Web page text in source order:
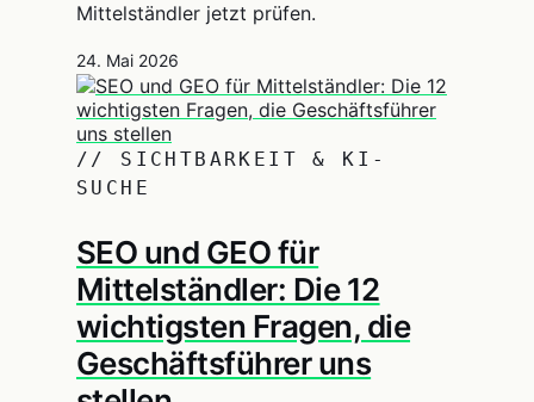
Mittelständler jetzt prüfen.
24. Mai 2026
// SICHTBARKEIT & KI-
SUCHE
SEO und GEO für
Mittelständler: Die 12
wichtigsten Fragen, die
Geschäftsführer uns